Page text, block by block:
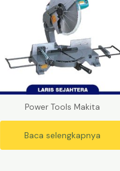
Power Tools Makita
Baca selengkapnya